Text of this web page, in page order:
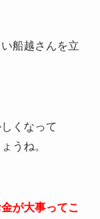
船越さんを立
くなって
うね。
が大事ってこ